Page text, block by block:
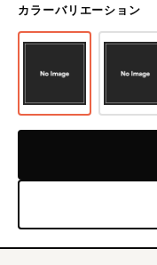
カラーバリエーション